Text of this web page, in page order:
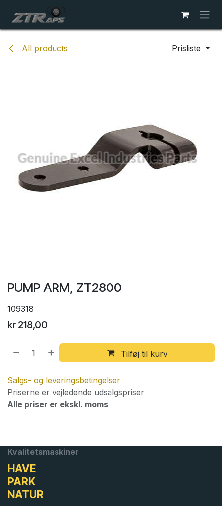
All products Prisliste
PUMP ARM, ZT2800
109318
kr 218,00
Tilføj til kurv
Salgs- og leveringsbetingelser
Priserne er vejledende udsalgspriser
Alle priser er ekskl. moms
Kvalitetsmaskiner
HAVE
PARK
NATUR